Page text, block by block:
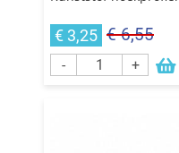
€ 3,25 € 6,55
- +